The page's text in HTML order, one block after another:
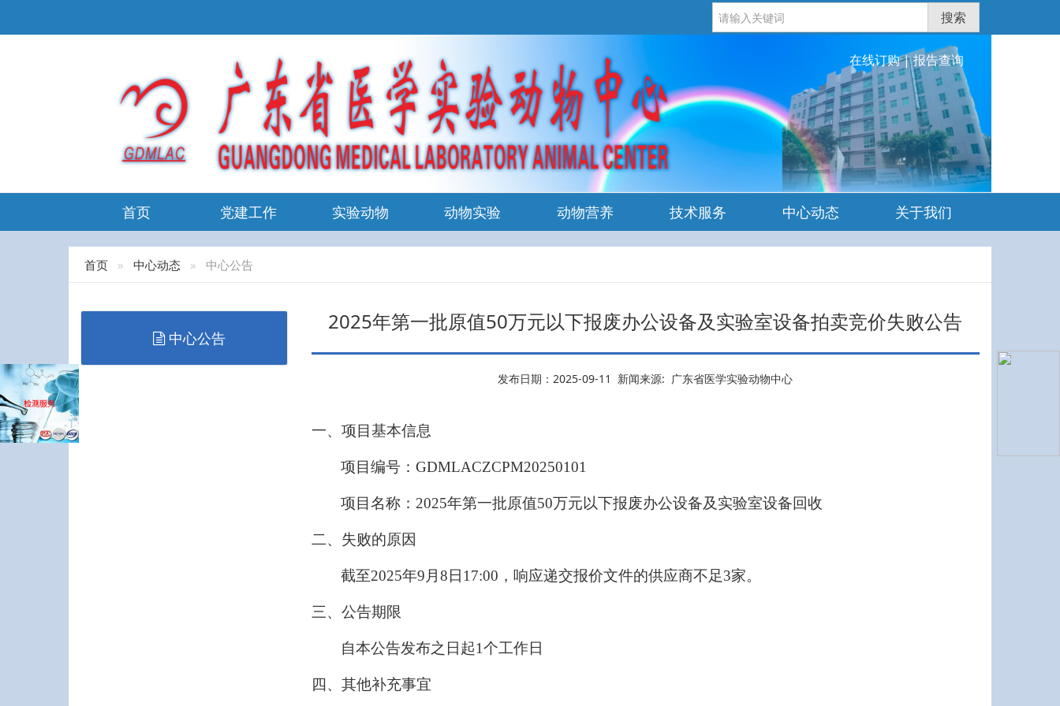
搜索
在线订购|报告查询
首页 党建工作 实验动物 动物实验 动物营养 技术服务 中心动态 关于我们
首页 中心动态 中心公告
中心公告
2025年第一批原值50万元以下报废办公设备及实验室设备拍卖竞价失败公告
发布日期：2025-09-11 新闻来源: 广东省医学实验动物中心
一、项目基本信息
项目编号：GDMLACZCPM20250101
项目名称：2025年第一批原值50万元以下报废办公设备及实验室设备回收
二、失败的原因
截至2025年9月8日17:00，响应递交报价文件的供应商不足3家。
三、公告期限
自本公告发布之日起1个工作日
四、 其他补充事宜